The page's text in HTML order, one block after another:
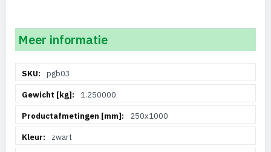
Meer informatie
informatiepgb03
1.250000
250x1000
zwart